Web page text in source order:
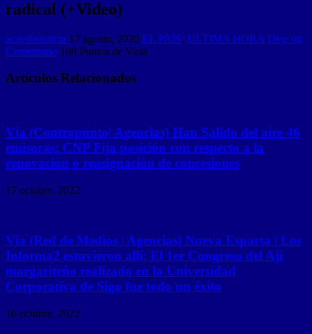
radical (+Video)
acaeslanoticia 17 agosto, 2020 EL PAÍS, ULTIMA HORA Deje un
Comentario 108 Puntos de Vista
Artículos Relacionados
Vía (Contrapunto| Agencias) Han Salido del aire 46
emisoras: CNP Fija posición con respecto a la
renovación o reasignación de concesiones
17 octubre, 2022
Vía (Red de Medios | Agencias) Nueva Esparta | Los
Informa2 estuvieron allí: El 1er Congreso del Ají
margariteño realizado en la Universidad
Corporativa de Sigo fue todo un éxito
16 octubre, 2022